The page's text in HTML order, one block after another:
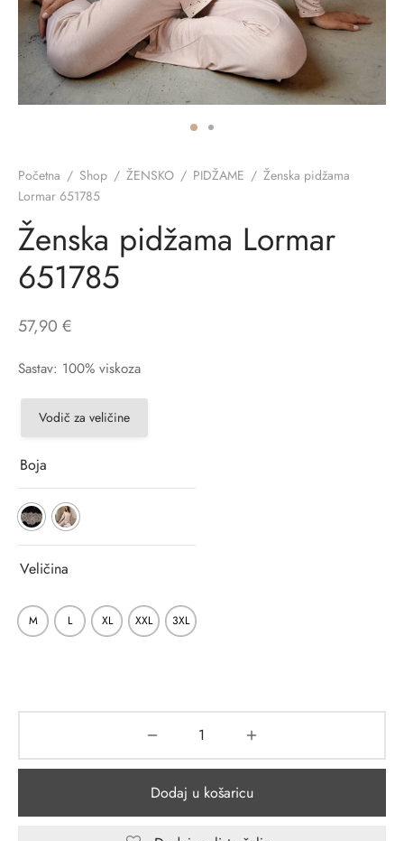
Početna / Shop / ŽENSKO / PIDŽAME / Ženska pidžama
Lormar 651785
Ženska pidžama Lormar
651785
57,90 €
Sastav: 100% viskoza
Vodič za veličine
Boja
Veličina
M L XL XXL 3XL
Dodaj u košaricu
KOSTIMI
košaricama
leđa
o privatnosti
korištenja